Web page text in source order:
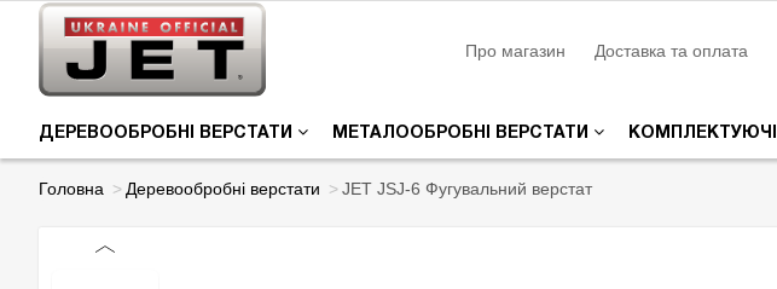
Про магазин Доставка та оплата
ДЕРЕВООБРОБНІ ВЕРСТАТИ МЕТАЛООБРОБНІ ВЕРСТАТИ КОМПЛЕКТУЮЧІ
Головна Деревообробні верстати JET JSJ-6 Фугувальний верстат